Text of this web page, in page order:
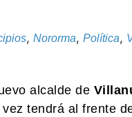
, Nororma, Política,
alcalde de
tendrá al frente